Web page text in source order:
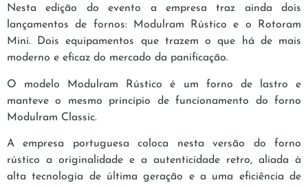
Nesta edição do evento a empresa traz ainda dois
lançamentos de fornos: Modulram Rústico e o Rotoram
Mini. Dois equipamentos que trazem o que há de mais
moderno e eficaz do mercado da panificação.
O modelo Modulram Rústico é um forno de lastro e
manteve o mesmo princípio de funcionamento do forno
Modulram Classic.
A empresa portuguesa coloca nesta versão do forno
rústico a originalidade e a autenticidade retro, aliada à
alta tecnologia de última geração e a uma eficiência de